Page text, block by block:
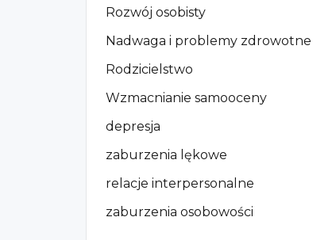
Rozwój osobisty
Nadwaga i problemy zdrowotne
Rodzicielstwo
Wzmacnianie samooceny
depresja
zaburzenia lękowe
relacje interpersonalne
zaburzenia osobowości